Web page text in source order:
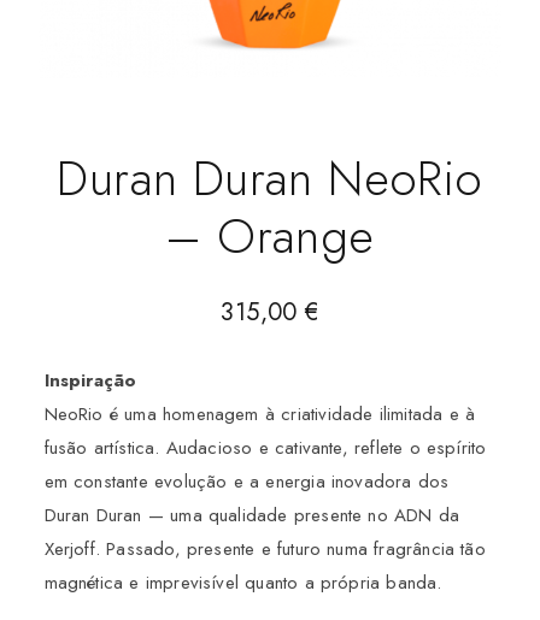
Duran Duran NeoRio
– Orange
315,00€
Inspiração
NeoRio é uma homenagem à criatividade ilimitada e à
fusão artística. Audacioso e cativante, reflete o espírito
em constante evolução e a energia inovadora dos
Duran Duran — uma qualidade presente no ADN da
Xerjoff. Passado, presente e futuro numa fragrância tão
magnética e imprevisível quanto a própria banda.